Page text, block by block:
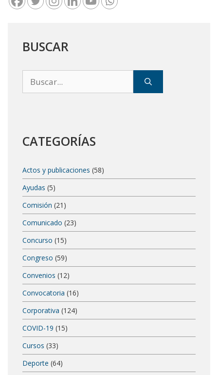
BUSCAR
CATEGORÍAS
Actos y publicaciones (58)
Ayudas (5)
Comisión (21)
Comunicado (23)
Concurso (15)
Congreso (59)
Convenios (12)
Convocatoria (16)
Corporativa (124)
COVID-19 (15)
Cursos (33)
Deporte (64)